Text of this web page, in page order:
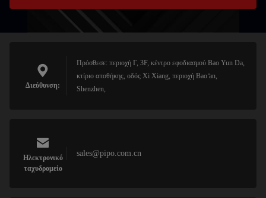
Διεύθυνση:
Πρόσθεσε: περιοχή Γ, 3F, κέντρο εφοδιασμού Bao Yun Da,
κτίριο αποθήκης, οδός Xi Xiang, περιοχή Bao ̊an,
Shenzhen,
Ηλεκτρονικό
ταχυδρομείο
sales@pipo.com.cn